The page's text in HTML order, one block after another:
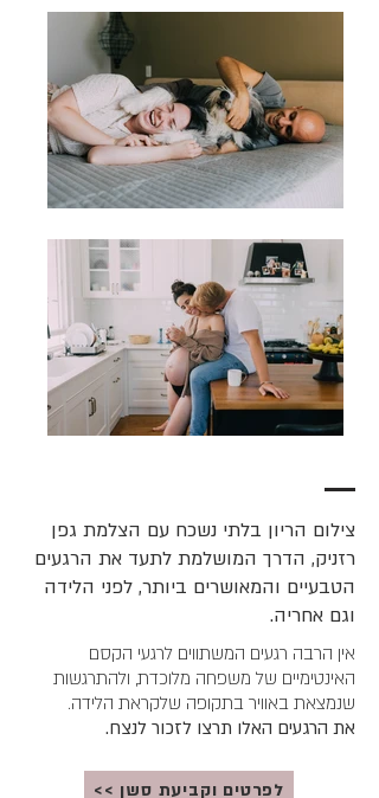
צילום הריון בלתי נשכח ​עם הצלמת גפן
רזניק, הדרך המושלמת לתעד את הרגעים
הטבעיים והמאושרים ביותר, לפני הלידה
וגם אחריה.
אין הרבה רגעים המשתווים לרגעי הקסם
האינטימיים של משפחה מלוכדת, ולהתרגשות
שנמצאת באוויר בתקופה שלקראת הלידה.
את הרגעים האלו תרצו לזכור לנצח.
<< לפרטים וקביעת סשן